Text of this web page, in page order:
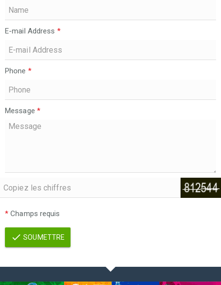
E-mail Address *
Phone *
Message *
* Champs requis
SOUMETTRE